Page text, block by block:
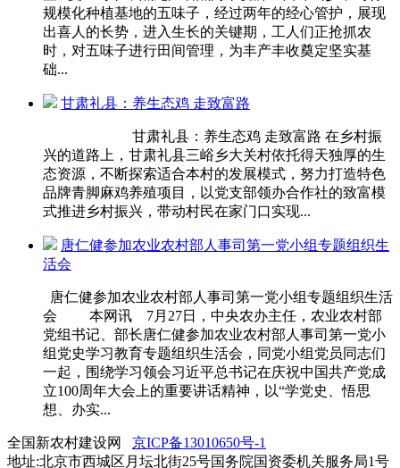
规模化种植基地的五味子，经过两年的经心管护，展现
出喜人的长势，进入生长的关键期，工人们正抢抓农
时，对五味子进行田间管理，为丰产丰收奠定坚实基
础...
甘肃礼县：养生态鸡 走致富路
甘肃礼县：养生态鸡 走致富路 在乡村振
兴的道路上，甘肃礼县三峪乡大关村依托得天独厚的生
态资源，不断探索适合本村的发展模式，努力打造特色
品牌青脚麻鸡养殖项目，以党支部领办合作社的致富模
式推进乡村振兴，带动村民在家门口实现...
唐仁健参加农业农村部人事司第一党小组专题组织生
活会
唐仁健参加农业农村部人事司第一党小组专题组织生活
会 本网讯 7月27日，中央农办主任，农业农村部
党组书记、部长唐仁健参加农业农村部人事司第一党小
组党史学习教育专题组织生活会，同党小组党员同志们
一起，围绕学习领会习近平总书记在庆祝中国共产党成
立100周年大会上的重要讲话精神，以“学党史、悟思
想、办实...
全国新农村建设网 京ICP备13010650号-1
地址:北京市西城区月坛北街25号国务院国资委机关服务局1号